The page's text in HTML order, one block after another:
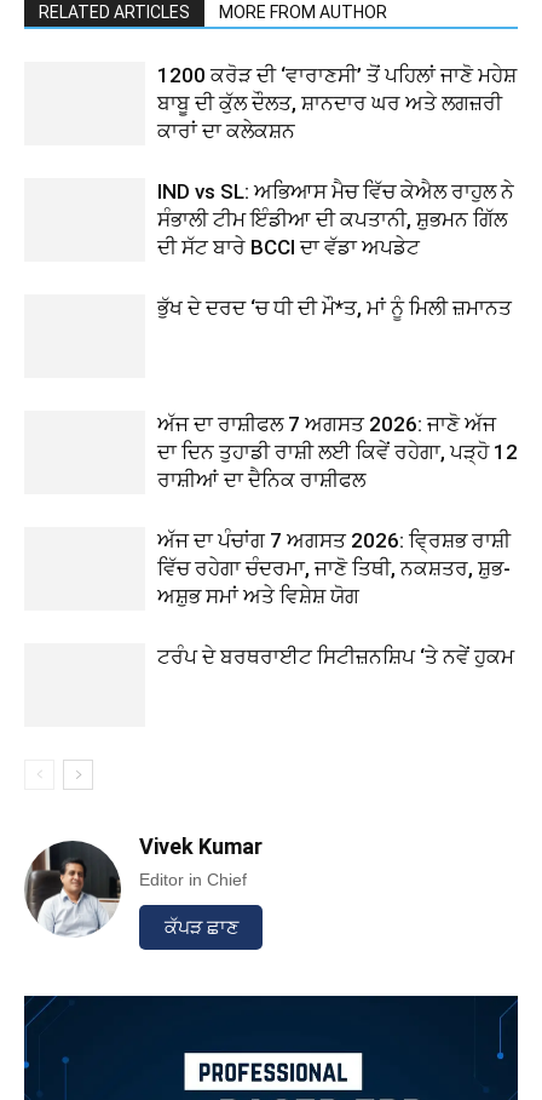
RELATED ARTICLES MORE FROM AUTHOR
1200 ਕਰੋੜ ਦੀ ‘ਵਾਰਾਣਸੀ’ ਤੋਂ ਪਹਿਲਾਂ ਜਾਣੋ ਮਹੇਸ਼
ਬਾਬੂ ਦੀ ਕੁੱਲ ਦੌਲਤ, ਸ਼ਾਨਦਾਰ ਘਰ ਅਤੇ ਲਗਜ਼ਰੀ
ਕਾਰਾਂ ਦਾ ਕਲੇਕਸ਼ਨ
IND vs SL: ਅਭਿਆਸ ਮੈਚ ਵਿੱਚ ਕੇਐਲ ਰਾਹੁਲ ਨੇ
ਸੰਭਾਲੀ ਟੀਮ ਇੰਡੀਆ ਦੀ ਕਪਤਾਨੀ, ਸ਼ੁਭਮਨ ਗਿੱਲ
ਦੀ ਸੱਟ ਬਾਰੇ BCCI ਦਾ ਵੱਡਾ ਅਪਡੇਟ
ਭੁੱਖ ਦੇ ਦਰਦ ‘ਚ ਧੀ ਦੀ ਮੌ*ਤ, ਮਾਂ ਨੂੰ ਮਿਲੀ ਜ਼ਮਾਨਤ
ਅੱਜ ਦਾ ਰਾਸ਼ੀਫਲ 7 ਅਗਸਤ 2026: ਜਾਣੋ ਅੱਜ
ਦਾ ਦਿਨ ਤੁਹਾਡੀ ਰਾਸ਼ੀ ਲਈ ਕਿਵੇਂ ਰਹੇਗਾ, ਪੜ੍ਹੋ 12
ਰਾਸ਼ੀਆਂ ਦਾ ਦੈਨਿਕ ਰਾਸ਼ੀਫਲ
ਅੱਜ ਦਾ ਪੰਚਾਂਗ 7 ਅਗਸਤ 2026: ਵ੍ਰਿਸ਼ਭ ਰਾਸ਼ੀ
ਵਿੱਚ ਰਹੇਗਾ ਚੰਦਰਮਾ, ਜਾਣੋ ਤਿਥੀ, ਨਕਸ਼ਤਰ, ਸ਼ੁਭ-
ਅਸ਼ੁਭ ਸਮਾਂ ਅਤੇ ਵਿਸ਼ੇਸ਼ ਯੋਗ
ਟਰੰਪ ਦੇ ਬਰਥਰਾਈਟ ਸਿਟੀਜ਼ਨਸ਼ਿਪ ‘ਤੇ ਨਵੇਂ ਹੁਕਮ
Vivek Kumar
Editor in Chief
ਕੱਪੜ ਛਾਣ